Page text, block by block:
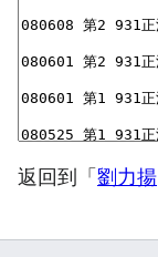
返回到「劉力揚